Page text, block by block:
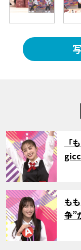
サムネ
「
サムネ
も
争”